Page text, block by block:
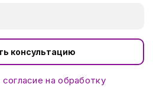
Получить консультацию
согласие на обработку